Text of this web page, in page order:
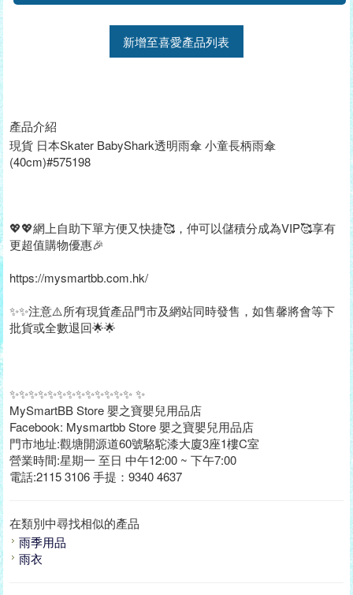
新增至喜愛產品列表
產品介紹
現貨 日本Skater BabyShark透明雨傘 小童長柄雨傘
(40cm)#575198
💖💖網上自助下單方便又快捷🥰，仲可以儲積分成為VIP🥰享有
更超值購物優惠🎉
https://mysmartbb.com.hk/
✨✨注意⚠️所有現貨產品門市及網站同時發售，如售馨將會等下
批貨或全數退回🌟🌟
✨✨✨✨✨✨✨✨✨✨✨✨✨ ✨
MySmartBB Store 嬰之寶嬰兒用品店
Facebook: Mysmartbb Store 嬰之寶嬰兒用品店
門市地址:觀塘開源道60號駱駝漆大廈3座1樓C室
營業時間:星期一 至日 中午12:00 ~ 下午7:00
電話:2115 3106 手提：9340 4637
在類別中尋找相似的產品
雨季用品
雨衣